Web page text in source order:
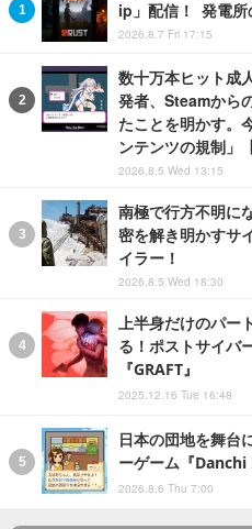
ip」配信！ 発電所
2026.8.7 Fri 17:15
数十万本ヒット成
発者、Steamから
たことを明かす。
ンテンツの規制」
2026.8.5 Wed 13:15
南極で行方不明に
密を解き明かすサ
イラー！
2026.8.5 Wed 18:30
上半身だけのパー
る！ポストサイバ
『GRAFT』
2025.12.16 Tue 16:48
日本の団地を舞台
ーゲーム『Danchi
2026.8.6 Thu 7:00